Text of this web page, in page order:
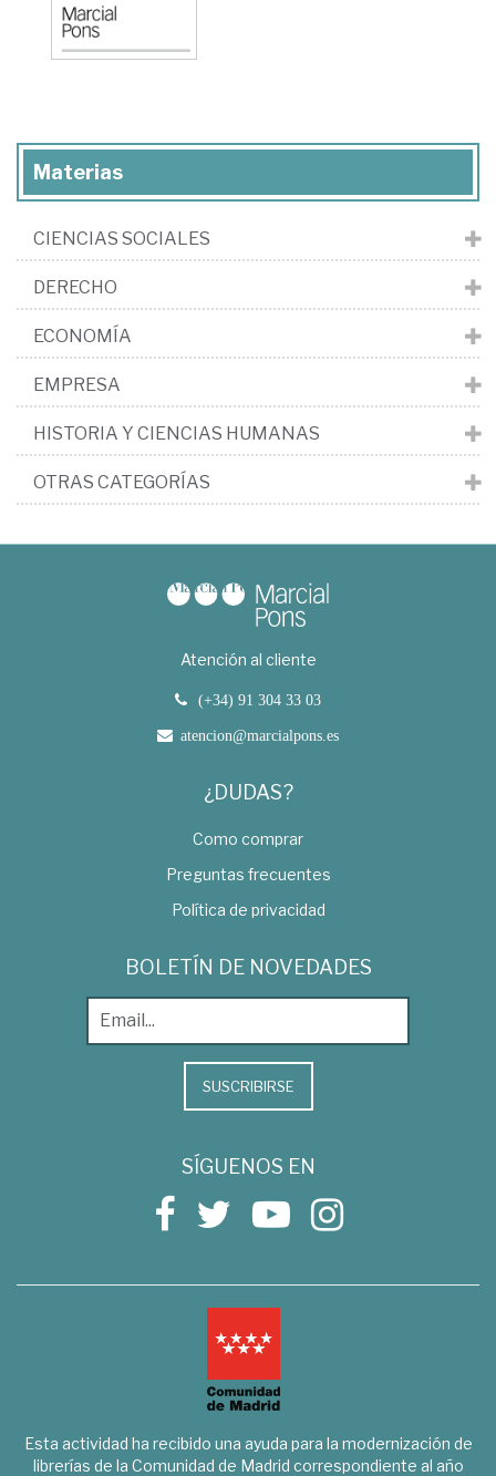
Materias
CIENCIAS SOCIALES
DERECHO
ECONOMÍA
EMPRESA
HISTORIA Y CIENCIAS HUMANAS
OTRAS CATEGORÍAS
Atención al cliente
(+34) 91 304 33 03
atencion@marcialpons.es
¿DUDAS?
Como comprar
Preguntas frecuentes
Política de privacidad
BOLETÍN DE NOVEDADES
SUSCRIBIRSE
SÍGUENOS EN
Esta actividad ha recibido una ayuda para la modernización de
librerías de la Comunidad de Madrid correspondiente al año